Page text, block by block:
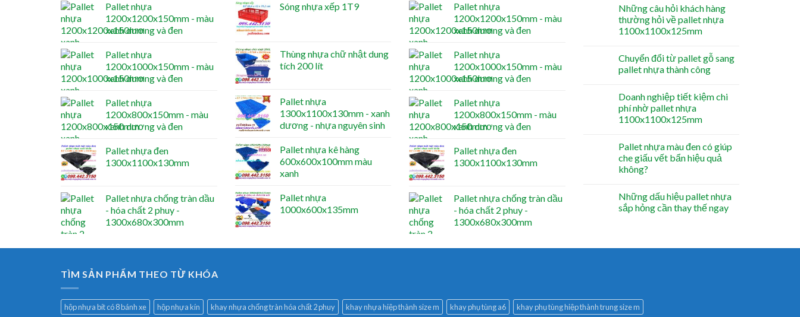
Pallet nhựa
1200x1200x150mm - màu
xanh dương và đen
Pallet nhựa
1200x1000x150mm - màu
xanh dương và đen
Pallet nhựa
1200x800x150mm - màu
xanh dương và đen
Pallet nhựa đen
1300x1100x130mm
Pallet nhựa chống tràn dầu
- hóa chất 2 phuy -
1300x680x300mm
Sóng nhựa xếp 1T9
Thùng nhựa chữ nhật dung
tích 200 lít
Pallet nhựa
1300x1100x130mm - xanh
dương - nhựa nguyên sinh
Pallet nhựa kê hàng
600x600x100mm màu
xanh
Pallet nhựa
1000x600x135mm
Pallet nhựa
1200x1200x150mm - màu
xanh dương và đen
Pallet nhựa
1200x1000x150mm - màu
xanh dương và đen
Pallet nhựa
1200x800x150mm - màu
xanh dương và đen
Pallet nhựa đen
1300x1100x130mm
Pallet nhựa chống tràn dầu
- hóa chất 2 phuy -
1300x680x300mm
Những câu hỏi khách hàng
thường hỏi về pallet nhựa
1100x1100x125mm
Chuyển đổi từ pallet gỗ sang
pallet nhựa thành công
Doanh nghiệp tiết kiệm chi
phí nhờ pallet nhựa
1100x1100x125mm
Pallet nhựa màu đen có giúp
che giấu vết bẩn hiệu quả
không?
Những dấu hiệu pallet nhựa
sắp hỏng cần thay thế ngay
TÌM SẢN PHẨM THEO TỪ KHÓA
hộp nhựa bít có 8 bánh xe hộp nhựa kín khay nhựa chống tràn hóa chất 2 phuy khay nhựa hiệp thành size m khay phụ tùng a6
khay phụ tùng hiệp thành trung size m